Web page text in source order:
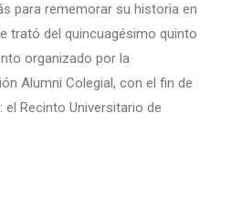
para rememorar su historia en
trató del quincuagésimo quinto
organizado por la
Alumni Colegial, con el fin de
Recinto Universitario de